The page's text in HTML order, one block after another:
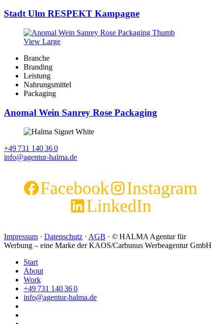
Stadt Ulm RESPEKT Kampagne
View Large
Branche
Branding
Leistung
Nahrungsmittel
Packaging
Anomal Wein Sanrey Rose Packaging
+49 731 140 36 0
info@agentur-halma.de
Facebook
Instagram
LinkedIn
Impressum · Datenschutz · AGB · © HALMA Agentur für
Werbung – eine Marke der KAOS/Carbunus Werbeagentur GmbH
Start
About
Work
+49 731 140 36 0
info@agentur-halma.de